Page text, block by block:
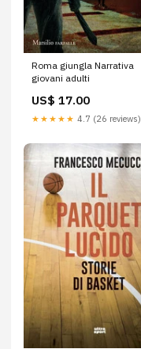
Roma giungla Narrativa
giovani adulti
US$ 17.00
★★★★★ 4.7 (26 reviews)